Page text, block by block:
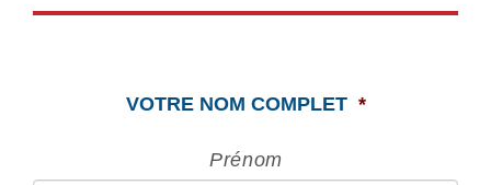
VOTRE NOM COMPLET *
Prénom